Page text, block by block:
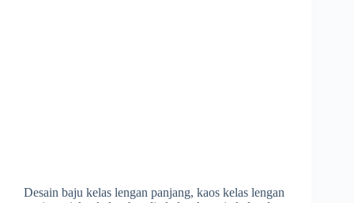
Desain baju kelas lengan panjang, kaos kelas lengan